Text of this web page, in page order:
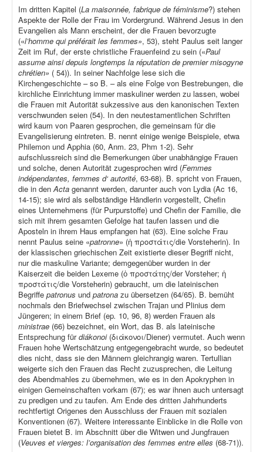
Im dritten Kapitel (La maisonnée, fabrique de féminisme?) stehen
Aspekte der Rolle der Frau im Vordergrund. Während Jesus in den
Evangelien als Mann erscheint, der die Frauen bevorzugte
(«l’homme qui préférait les femmes», 53), steht Paulus seit langer
Zeit im Ruf, der erste christliche Frauenfeind zu sein («Paul
assume ainsi depuis longtemps la réputation de premier misogyne
chrétien» ( 54)). In seiner Nachfolge lese sich die
Kirchengeschichte – so B. – als eine Folge von Bestrebungen, die
kirchliche Einrichtung immer maskuliner werden zu lassen, wobei
die Frauen mit Autorität sukzessive aus den kanonischen Texten
verschwunden seien (54). In den neutestamentlichen Schriften
wird kaum von Paaren gesprochen, die gemeinsam für die
Evangelisierung eintreten. B. nennt einige wenige Beispiele, etwa
Philemon und Apphia (60, Anm. 23, Phm 1-2). Sehr
aufschlussreich sind die Bemerkungen über unabhängige Frauen
und solche, denen Autorität zugesprochen wird (Femmes
indépendantes, femmes d‘ autorité, 63-68). B. spricht von Frauen,
die in denActa genannt werden, darunter auch von Lydia (Ac 16,
14-15); sie wird als selbständige Händlerin vorgestellt, Chefin
eines Unternehmens (für Purpurstoffe) und Chefin der Familie, die
sich mit ihrem gesamten Gefolge hat taufen lassen und die
Aposteln in ihrem Haus empfangen hat (63). Eine solche Frau
nennt Paulus seine «patronne» (ἡ προστάτις/die Vorsteherin). In
der klassischen griechischen Zeit existierte dieser Begriff nicht,
nur die maskuline Variante; demgegenüber wurden in der
Kaiserzeit die beiden Lexeme (ὁ προστάτης/der Vorsteher; ἡ
προστάτις/die Vorsteherin) gebraucht, um die lateinischen
Begriffe patronus und patrona zu übersetzen (64/65). B. bemüht
nochmals den Briefwechsel zwischen Trajan und Plinius dem
Jüngeren; in einem Brief (ep. 10, 96, 8) werden Frauen als
ministrae (66) bezeichnet, ein Wort, das B. als lateinische
Entsprechung fürdiákonoi (διάκονοι/Diener) vermutet. Auch wenn
Frauen hohe Wertschätzung entgegengebracht wurde, so bedeutet
dies nicht, dass sie den Männern gleichrangig waren. Tertullian
weigerte sich den Frauen das Recht zuzusprechen, die Leitung
des Abendmahles zu übernehmen, wie es in den Apokryphen in
einigen Gemeinschaften vorkam (67); es war ihnen auch untersagt
zu predigen und zu taufen. Am Ende des dritten Jahrhunderts
rechtfertigt Origenes den Ausschluss der Frauen mit sozialen
Konventionen (67). Weitere interessante Einblicke in die Rolle von
Frauen bietet B. im Abschnitt über die Witwen und Jungfrauen
(Veuves et vierges: l’organisation des femmes entre elles (68-71)).